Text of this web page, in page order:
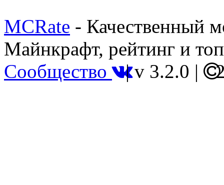
MCRate - Качественный
Майнкрафт, рейтинг и
Сообщество |v 3.2.0 |